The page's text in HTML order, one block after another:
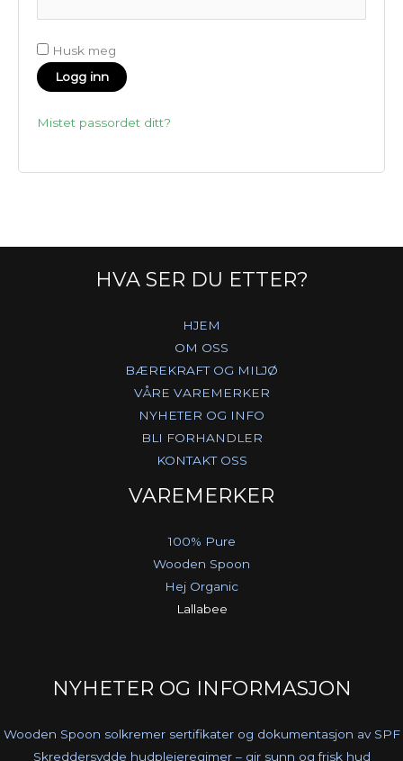
Husk meg
Logg inn
Mistet passordet ditt?
HVA SER DU ETTER?
HJEM
OM OSS
BÆREKRAFT OG MILJØ
VÅRE VAREMERKER
NYHETER OG INFO
BLI FORHANDLER
KONTAKT OSS
VAREMERKER
100% Pure
Wooden Spoon
Hej Organic
Lallabee
NYHETER OG INFORMASJON
Wooden Spoon solkremer sertifikater og dokumentasjon av SPF
Skreddersydde hudpleieregimer – gir sunn og frisk hud